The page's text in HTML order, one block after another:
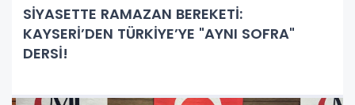
SİYASETTE RAMAZAN BEREKETİ:
KAYSERİ’DEN TÜRKİYE’YE "AYNI SOFRA"
DERSİ!